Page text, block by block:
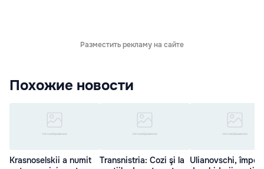
Разместить рекламу на сайте
Похожие новости
Krasnoselskii a numit
Transnistria: Cozi şi la
Ulianovschi,